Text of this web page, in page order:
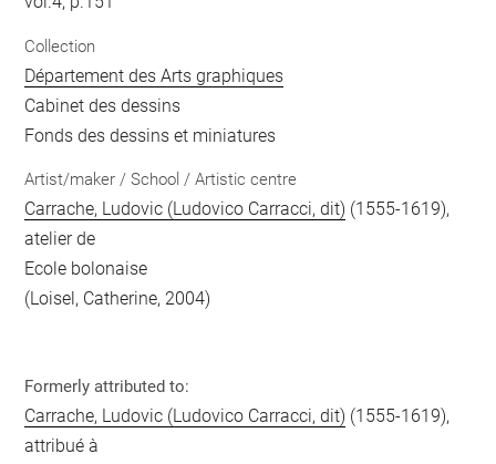
Collection
Département des Arts graphiques
Cabinet des dessins
Fonds des dessins et miniatures
Artist/maker / School / Artistic centre
Carrache, Ludovic (Ludovico Carracci, dit) (1555-1619),
atelier de
Ecole bolonaise
(Loisel, Catherine, 2004)
Formerly attributed to:
Carrache, Ludovic (Ludovico Carracci, dit) (1555-1619),
attribué à